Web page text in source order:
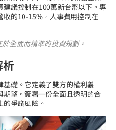
建議控制在100萬新台幣以下。專
收的10-15%，人事費用控制在
全面而精準的投資規劃。
析
礎。它定義了雙方的權利義
望。簽署一份全面且透明的合
爭議風險。